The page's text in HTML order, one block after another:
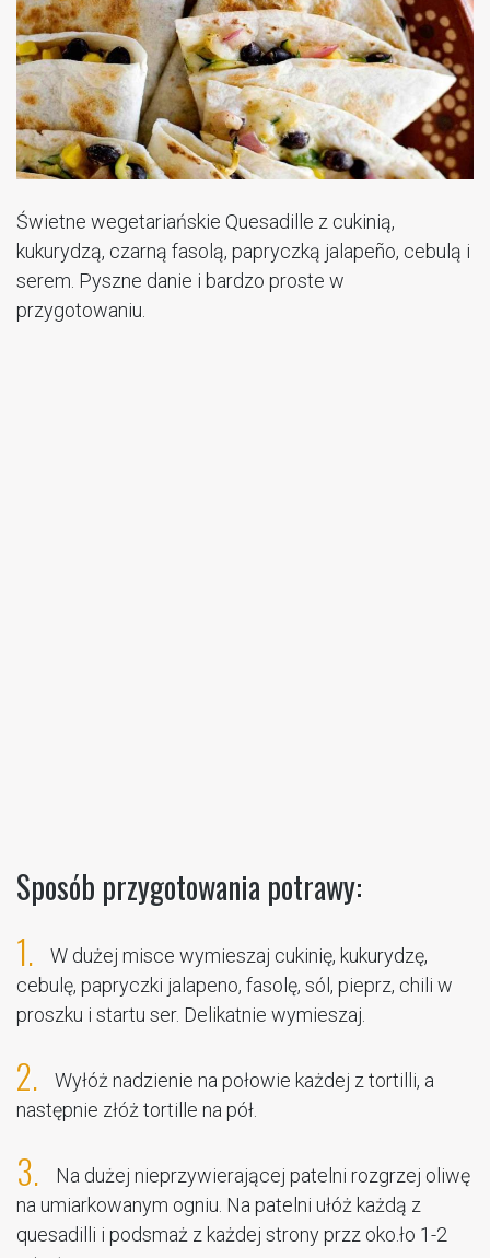
Świetne wegetariańskie Quesadille z cukinią,
kukurydzą, czarną fasolą, papryczką jalapeño, cebulą i
serem. Pyszne danie i bardzo proste w
przygotowaniu.
Sposób przygotowania potrawy:
1.
W dużej misce wymieszaj cukinię, kukurydzę,
cebulę, papryczki jalapeno, fasolę, sól, pieprz, chili w
proszku i startu ser. Delikatnie wymieszaj.
2.
Wyłóż nadzienie na połowie każdej z tortilli, a
następnie złóż tortille na pół.
3.
Na dużej nieprzywierającej patelni rozgrzej oliwę
na umiarkowanym ogniu. Na patelni ułóż każdą z
quesadilli i podsmaż z każdej strony przz oko.ło 1-2